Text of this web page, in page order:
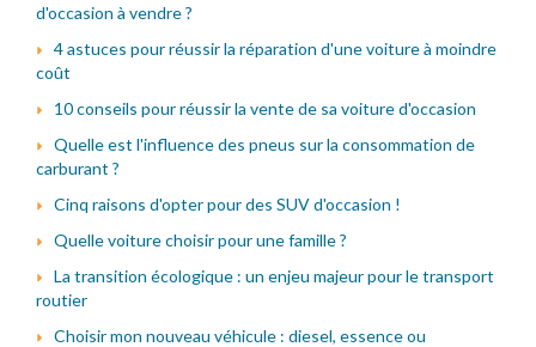
d'occasion à vendre ?
4 astuces pour réussir la réparation d'une voiture à moindre
coût
10 conseils pour réussir la vente de sa voiture d'occasion
Quelle est l'influence des pneus sur la consommation de
carburant ?
Cinq raisons d'opter pour des SUV d'occasion !
Quelle voiture choisir pour une famille ?
La transition écologique : un enjeu majeur pour le transport
routier
Choisir mon nouveau véhicule : diesel, essence ou